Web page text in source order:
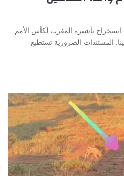
تأشيرة المغرب لكأس الأمم
يلا بينا. المستندات الضرورية تستطيع